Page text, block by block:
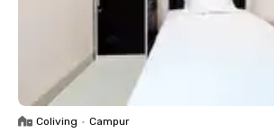
Coliving • Campur